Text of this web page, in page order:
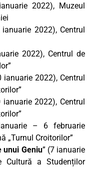
2022), Muzeul
2022), Centrul
2022), Centrul de
ianuarie 2022), Centrul
2022), Centrul
– 6 februarie
„Turnul Croitorilor”
unui Geniu” (7 ianuarie
a Studenților